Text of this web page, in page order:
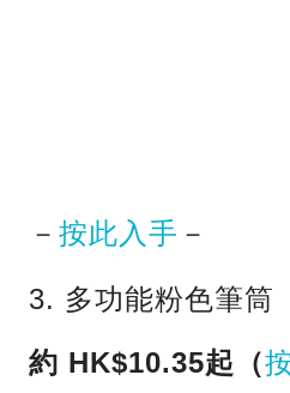
－ 按此入手 －
3. 多功能粉色筆筒
約 HK$10.35起（